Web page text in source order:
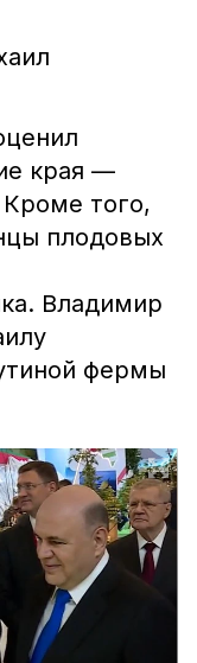
края —
того,
плодовых
Владимир
фермы